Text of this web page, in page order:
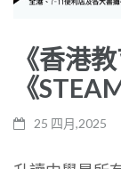
《香港
《
25 四月,2025